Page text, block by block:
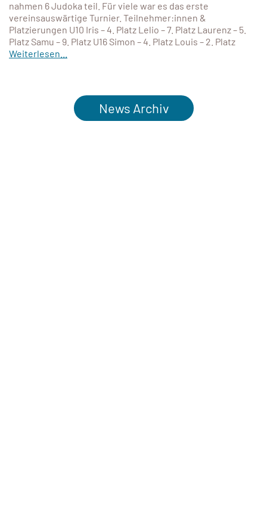
nahmen 6 Judoka teil. Für viele war es das erste
vereinsauswärtige Turnier. Teilnehmer:innen &
Platzierungen U10 Iris – 4. Platz Lelio – 7. Platz Laurenz – 5.
Platz Samu – 9. Platz U16 Simon – 4. Platz Louis – 2. Platz
Weiterlesen...
News Archiv